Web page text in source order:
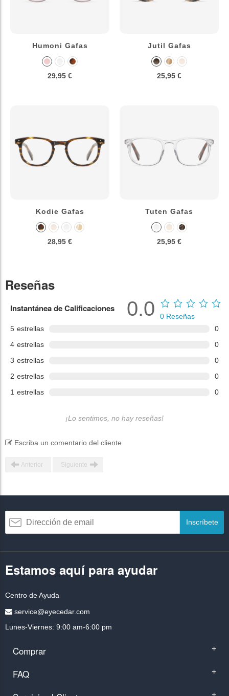
Humoni Gafas
29,95 €
Jutil Gafas
25,95 €
Kodie Gafas
28,95 €
Tuten Gafas
25,95 €
Reseñas
Instantánea de Calificaciones
5 estrellas
0
4 estrellas
0
3 estrellas
0
2 estrellas
0
1 estrellas 0
0.0 0 Reseñas
¡Lo sentimos, no hay reseñas!
Escriba un comentario del cliente
Anterior Siguiente
Inscríbete
Estamos aquí para ayudar
Centro de Ayuda
service@eyecedar.com
Lunes-Viernes: 9:00 am-6:00 pm
Comprar +
FAQ +